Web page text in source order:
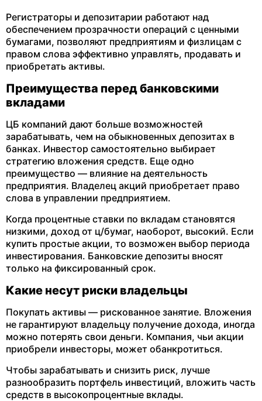
Регистраторы и депозитарии работают над
обеспечением прозрачности операций с ценными
бумагами, позволяют предприятиям и физлицам с
правом слова эффективно управлять, продавать и
приобретать активы.
Преимущества перед банковскими
вкладами
ЦБ компаний дают больше возможностей
зарабатывать, чем на обыкновенных депозитах в
банках. Инвестор самостоятельно выбирает
стратегию вложения средств. Еще одно
преимущество — влияние на деятельность
предприятия. Владелец акций приобретает право
слова в управлении предприятием.
Когда процентные ставки по вкладам становятся
низкими, доход от ц/бумаг, наоборот, высокий. Если
купить простые акции, то возможен выбор периода
инвестирования. Банковские депозиты вносят
только на фиксированный срок.
Какие несут риски владельцы
Покупать активы — рискованное занятие. Вложения
не гарантируют владельцу получение дохода, иногда
можно потерять свои деньги. Компания, чьи акции
приобрели инвесторы, может обанкротиться.
Чтобы зарабатывать и снизить риск, лучше
разнообразить портфель инвестиций, вложить часть
средств в высокопроцентные вклады.